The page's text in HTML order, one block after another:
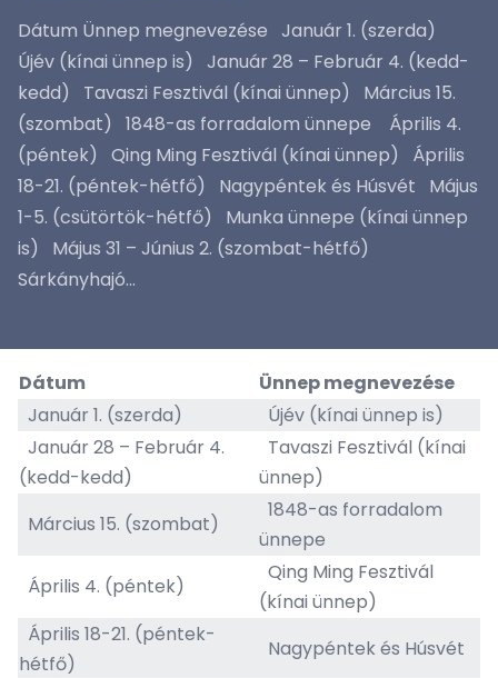
Dátum Ünnep megnevezése Január 1. (szerda)
Újév (kínai ünnep is) Január 28 – Február 4. (kedd-
kedd) Tavaszi Fesztivál (kínai ünnep) Március 15.
(szombat) 1848-as forradalom ünnepe Április 4.
(péntek) Qing Ming Fesztivál (kínai ünnep) Április
18-21. (péntek-hétfő) Nagypéntek és Húsvét Május
1-5. (csütörtök-hétfő) Munka ünnepe (kínai ünnep
is) Május 31 – Június 2. (szombat-hétfő)
Sárkányhajó...
Dátum
Ünnep megnevezése
Január 1. (szerda)
Újév (kínai ünnep is)
Január 28 – Február 4.
(kedd-kedd)
Tavaszi Fesztivál (kínai
ünnep)
Március 15. (szombat)
1848-as forradalom
ünnepe
Április 4. (péntek)
Qing Ming Fesztivál
(kínai ünnep)
Április 18-21. (péntek-
hétfő)
Nagypéntek és Húsvét